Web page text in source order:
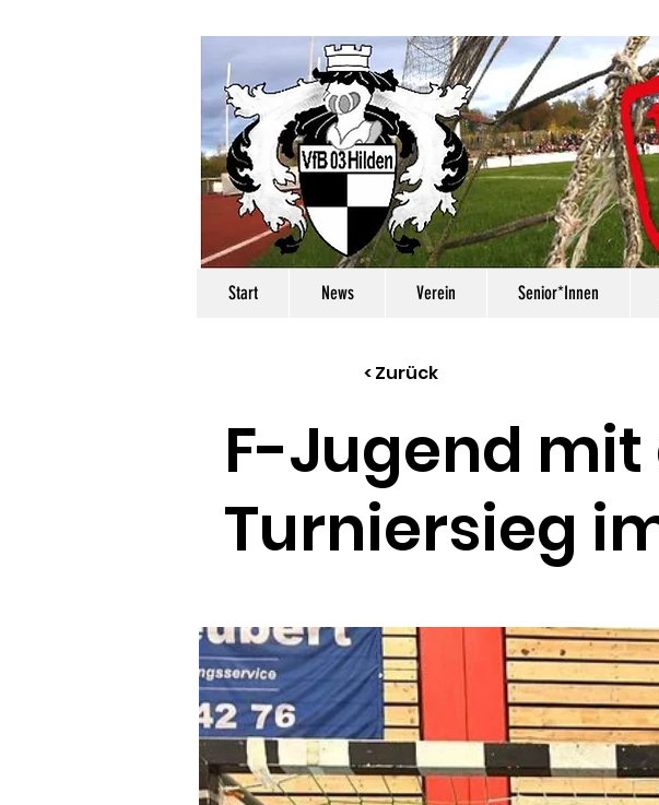
Start News Verein Senior*Innen
< Zurück
F-Jugend
Turniersieg